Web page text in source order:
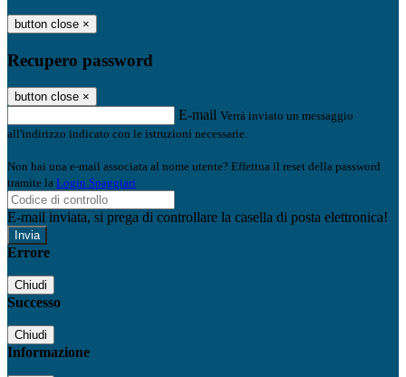
button close ×
Recupero password
button close ×
E-mail Verrà inviato un messaggio
all'indirizzo indicato con le istruzioni necessarie.
Non hai una e-mail associata al nome utente? Effettua il reset della password
tramite la Login Spaggiari
E-mail inviata, si prega di controllare la casella di posta elettronica!
Errore
Chiudi
Successo
Chiudi
Informazione